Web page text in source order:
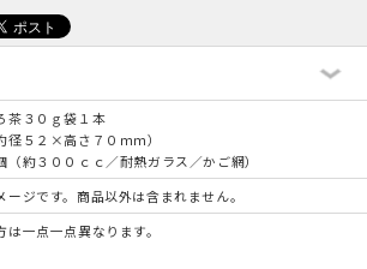
茶３０ｇ袋１本
５２×高さ７０ｍｍ）
約３００ｃｃ／耐熱ガラス／かご網）
ージです。商品以外は含まれません。
は一点一点異なります。